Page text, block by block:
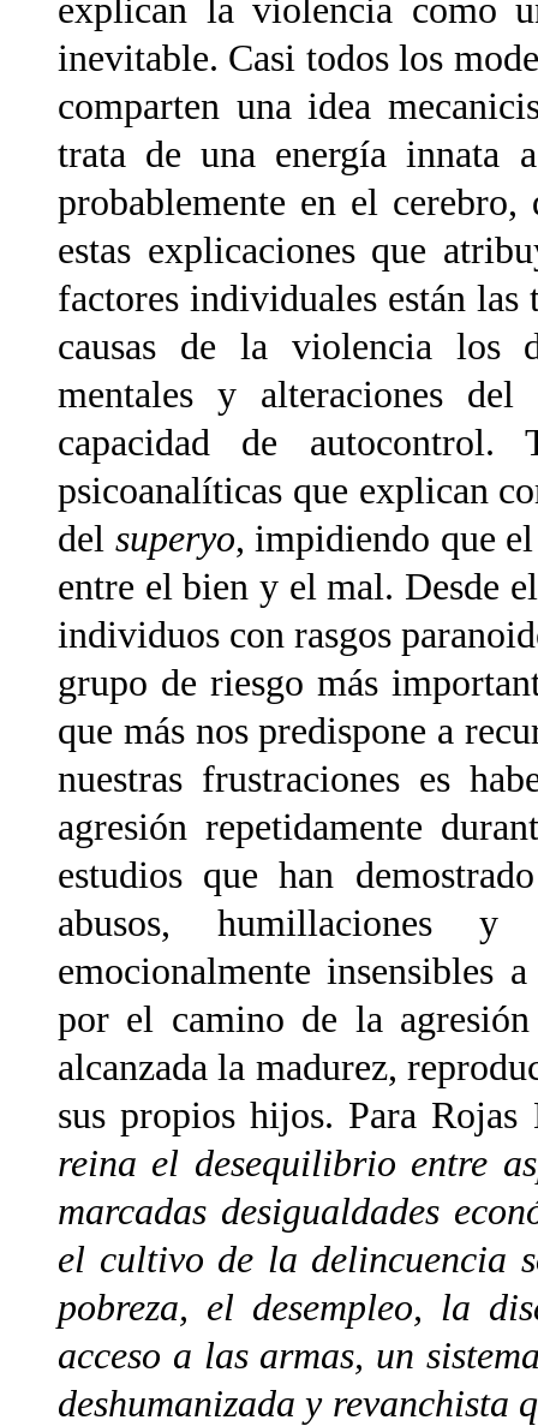
explican la violencia como
inevitable. Casi todos los
comparten una idea
trata de una energía innata
probablemente en el
estas explicaciones que
factores individuales están
causas de la violencia los
mentales y alteraciones
capacidad de autocontrol.
psicoanalíticas que explican
del superyo, impidiendo que
entre el bien y el mal. Desde
individuos con rasgos
grupo de riesgo más
que más nos predispone a
nuestras frustraciones es
agresión repetidamente
estudios que han
abusos, humillaciones y
emocionalmente insensibles
por el camino de la
alcanzada la madurez,
sus propios hijos. Para Rojas
reina el desequilibrio entre
marcadas desigualdades
el cultivo de la delincuencia
pobreza, el desempleo, la
acceso a las armas, un
deshumanizada y revanchista